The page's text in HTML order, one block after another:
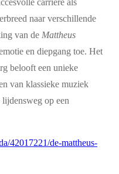
carrière als
naar verschillende
van de Mattheus
en diepgang toe. Het
belooft een unieke
van klassieke muziek
op een
42017221/de-mattheus-